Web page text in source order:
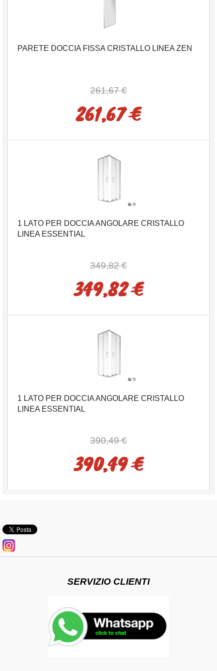
PARETE DOCCIA FISSA CRISTALLO LINEA ZEN
261,67 €
261,67 €
1 LATO PER DOCCIA ANGOLARE CRISTALLO
LINEA ESSENTIAL
349,82 €
349,82 €
1 LATO PER DOCCIA ANGOLARE CRISTALLO
LINEA ESSENTIAL
390,49 €
390,49 €
SERVIZIO CLIENTI